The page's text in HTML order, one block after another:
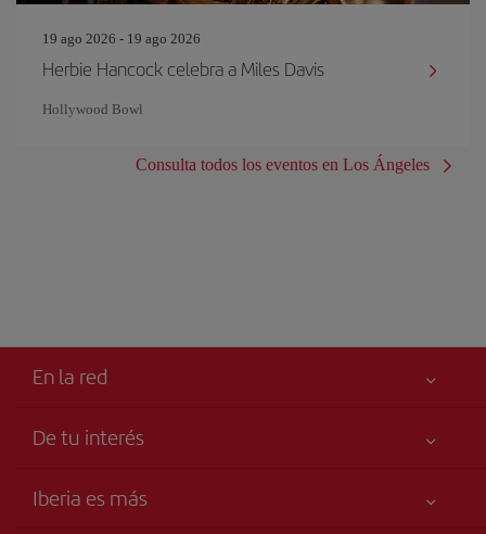
19 ago 2026 - 19 ago 2026
Herbie Hancock celebra a Miles Davis
Hollywood Bowl
Consulta todos los eventos en Los Ángeles
En la red
De tu interés
Accesibilidad
Iberia es más